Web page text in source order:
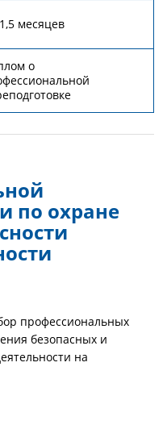
месяцев
о
по охране
профессиональных
безопасных и
на